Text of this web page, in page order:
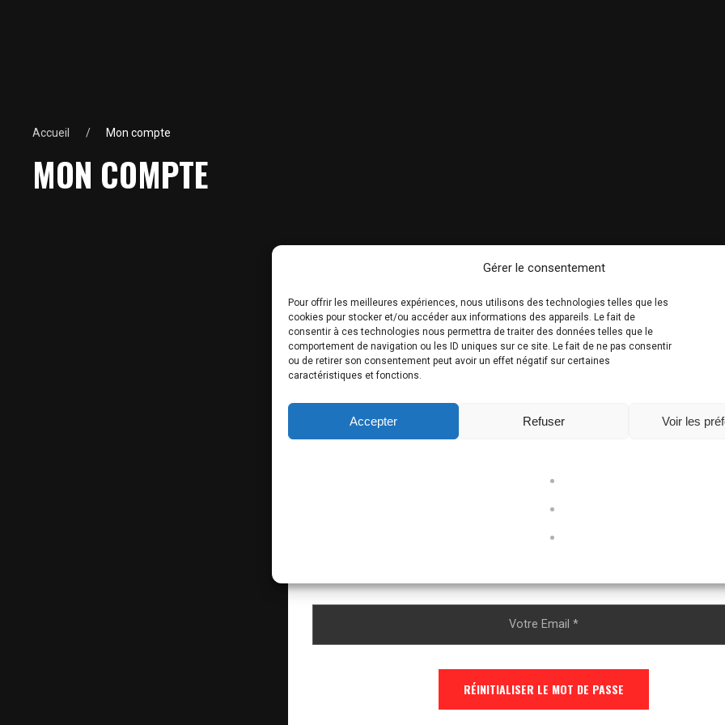
Gérer le consentement
Pour offrir les meilleures expériences, nous utilisons des technologies telles que les
cookies pour stocker et/ou accéder aux informations des appareils. Le fait de
consentir à ces technologies nous permettra de traiter des données telles que le
comportement de navigation ou les ID uniques sur ce site. Le fait de ne pas consentir
ou de retirer son consentement peut avoir un effet négatif sur certaines
caractéristiques et fonctions.
Accepter Refuser Voir les
Accueil Mon compte
MON COMPTE
lien pour créer un nouveau mot de passe par courrier
RÉINITIALISER LE MOT DE PASSE